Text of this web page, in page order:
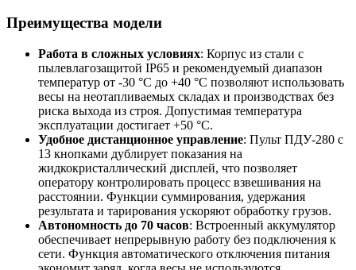
Преимущества модели
Работа в сложных условиях: Корпус из стали с
пылевлагозащитой IP65 и рекомендуемый диапазон
температур от -30 °C до +40 °C позволяют использовать
весы на неотапливаемых складах и производствах без
риска выхода из строя. Допустимая температура
эксплуатации достигает +50 °C.
Удобное дистанционное управление: Пульт ПДУ-280 с
13 кнопками дублирует показания на
жидкокристаллический дисплей, что позволяет
оператору контролировать процесс взвешивания на
расстоянии. Функции суммирования, удержания
результата и тарирования ускоряют обработку грузов.
Автономность до 70 часов: Встроенный аккумулятор
обеспечивает непрерывную работу без подключения к
сети. Функция автоматического отключения питания